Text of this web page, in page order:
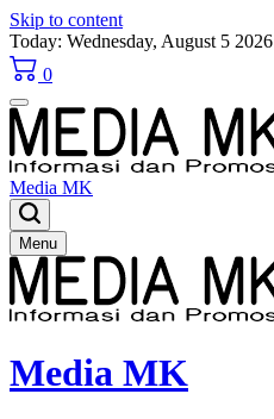
Skip to content
Today: Wednesday, August 5 2026
0
Media MK
Menu
Media MK